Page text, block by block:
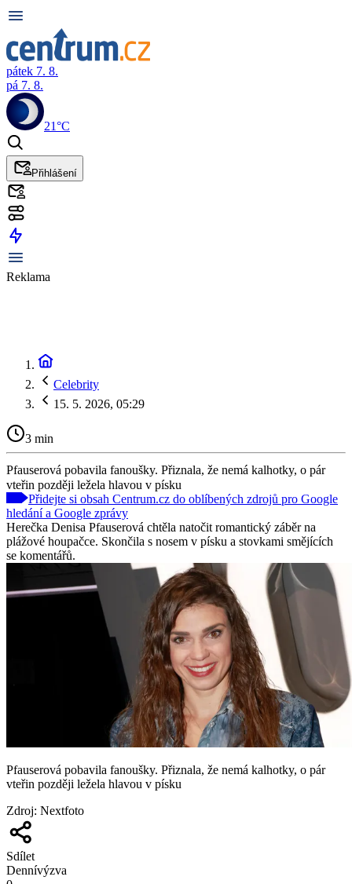
pátek 7. 8.
pá 7. 8.
21°C
Přihlášení
Reklama
Celebrity
15. 5. 2026, 05:29
3 min
Pfauserová pobavila fanoušky. Přiznala, že nemá kalhotky, o pár
vteřin později ležela hlavou v písku
Přidejte si obsah Centrum.cz do oblíbených zdrojů pro Google
hledání a Google zprávy
Herečka Denisa Pfauserová chtěla natočit romantický záběr na
plážové houpačce. Skončila s nosem v písku a stovkami smějících
se komentářů.
Pfauserová pobavila fanoušky. Přiznala, že nemá kalhotky, o pár
vteřin později ležela hlavou v písku
Zdroj: Nextfoto
Sdílet
Dennívýzva